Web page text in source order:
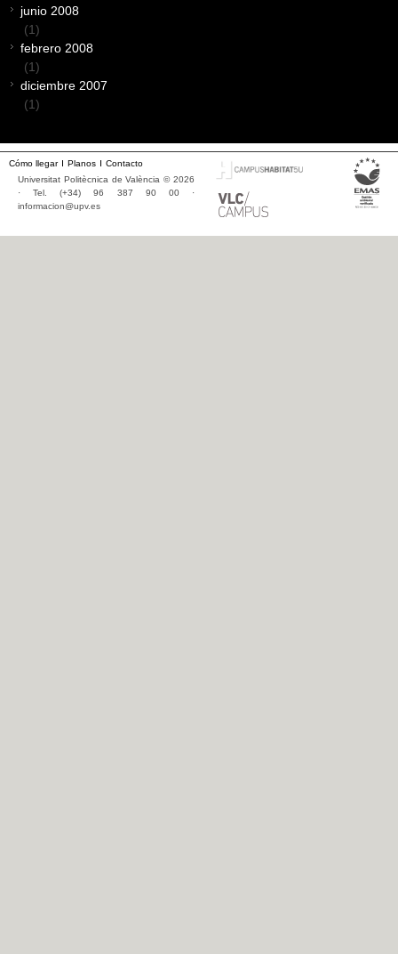
junio 2008
(1)
febrero 2008
(1)
diciembre 2007
(1)
Cómo llegar Planos
Contacto
Universitat Politècnica de València © 2026
· Tel. (+34) 96 387 90 00 ·
informacion@upv.es